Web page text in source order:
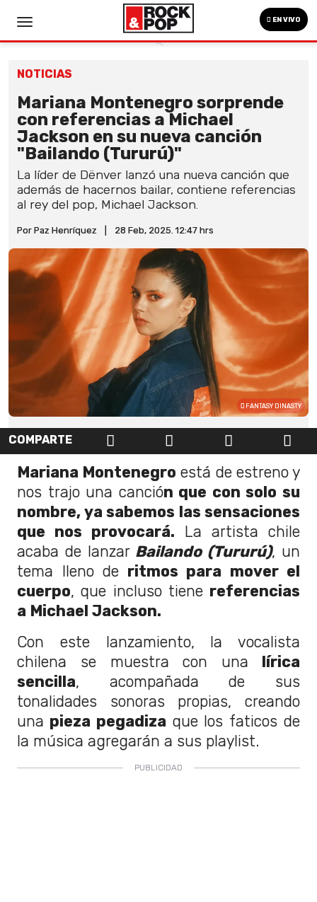
EN VIVO
NOTICIAS
Mariana Montenegro sorprende
con referencias a Michael
Jackson en su nueva canción
"Bailando (Tururú)"
La líder de Dënver lanzó una nueva canción que
además de hacernos bailar, contiene referencias
al rey del pop, Michael Jackson.
Por Paz Henríquez 28 Feb, 2025. 12:47 hrs
FANTASY DINASTY
COMPARTE
Mariana Montenegro está de estreno y
nos trajo una canción que con solo su
nombre, ya sabemos las sensaciones
que nos provocará. La artista chile
acaba de lanzar Bailando (Tururú), un
tema lleno de ritmos para mover el
cuerpo, que incluso tiene referencias
a Michael Jackson.
Con este lanzamiento, la vocalista
chilena se muestra con una lírica
sencilla, acompañada de sus
tonalidades sonoras propias, creando
una pieza pegadiza que los faticos de
la música agregarán a sus playlist.